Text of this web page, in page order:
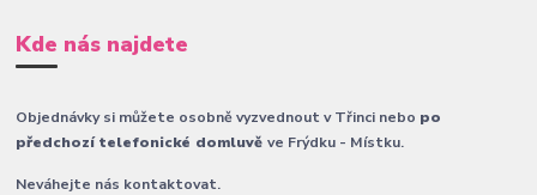
Kde nás najdete
Objednávky si můžete osobně vyzvednout v Třinci nebo po
předchozí telefonické domluvěve Frýdku - Místku.
Neváhejte nás kontaktovat.